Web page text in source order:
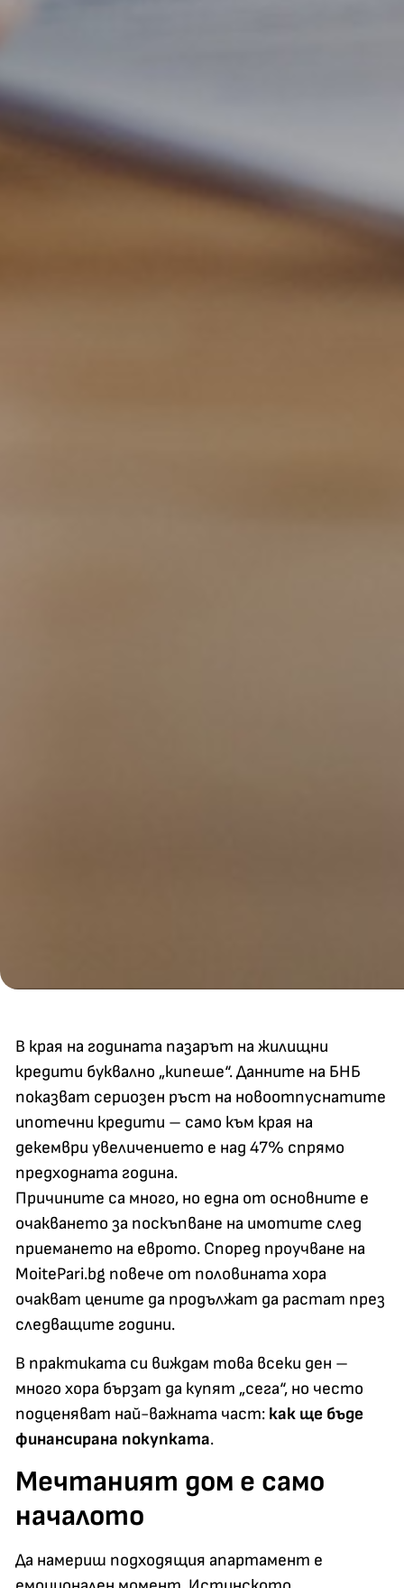
В края на годината пазарът на жилищни
кредити буквално „кипеше“. Данните на БНБ
показват сериозен ръст на новоотпуснатите
ипотечни кредити – само към края на
декември увеличението е над 47% спрямо
предходната година.
Причините са много, но една от основните е
очакването за поскъпване на имотите след
приемането на еврото. Според проучване на
MoitePari.bg повече от половината хора
очакват цените да продължат да растат през
следващите години.
В практиката си виждам това всеки ден –
много хора бързат да купят „сега“, но често
подценяват най-важната част: как ще бъде
финансирана покупката.
Мечтаният дом е само
началото
Да намериш подходящия апартамент е